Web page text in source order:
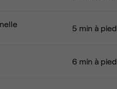
5 min à pied
6 min à pied